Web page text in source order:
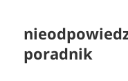
poradnik